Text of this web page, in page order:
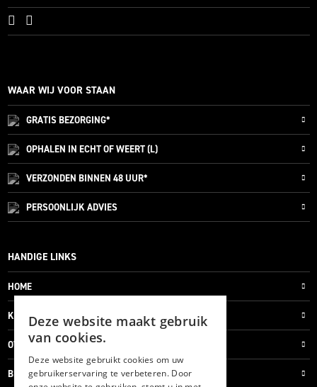
WAAR WIJ VOOR STAAN
GRATISBEZORGING*
OPHALEN IN ECHT OF WEERT (L)
VERZONDEN BINNEN 48 UUR*
PERSOONLIJKADVIES
HANDIGE LINKS
HOME
KLANTENSERVICE
OVER ONS
BLOG
Deze website maakt gebruik
van cookies.
Deze website gebruikt cookies om uw
gebruikerservaring te verbeteren. Door